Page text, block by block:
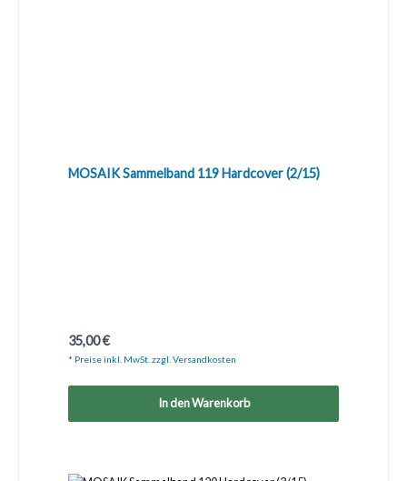
MOSAIK Sammelband 119 Hardcover (2/15)
Regulärer Preis:
35,00 €
* Preise inkl. MwSt. zzgl. Versandkosten
In den Warenkorb